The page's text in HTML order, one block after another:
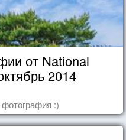
от National
2014
:)